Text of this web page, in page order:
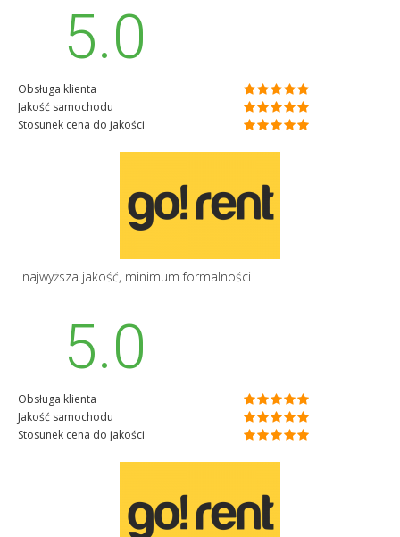
5.0
Obsługa klienta
Jakość samochodu
Stosunek cena do jakości
najwyższa jakość, minimum formalności
5.0
Obsługa klienta
Jakość samochodu
Stosunek cena do jakości